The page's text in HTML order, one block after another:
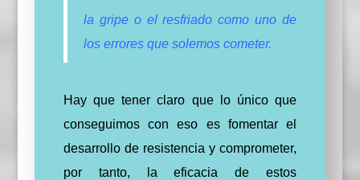
la gripe o el resfriado como uno de
los errores que solemos cometer.
Hay que tener claro que lo único que
conseguimos con eso es fomentar el
desarrollo de resistencia y comprometer,
por tanto, la eficacia de estos